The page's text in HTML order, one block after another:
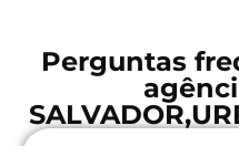
Perguntas